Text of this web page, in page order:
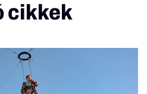
cikkek